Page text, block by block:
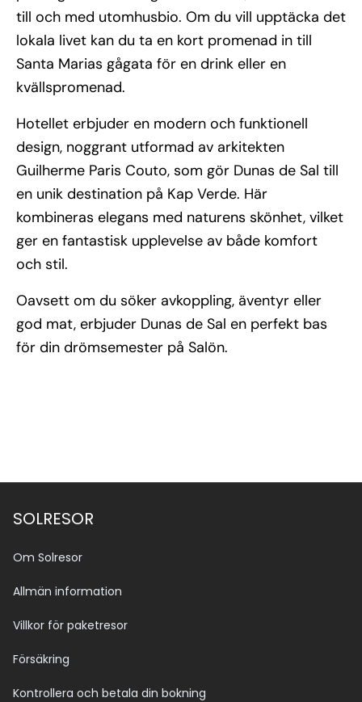
till och med utomhusbio. Om du vill upptäcka det
lokala livet kan du ta en kort promenad in till
Santa Marias gågata för en drink eller en
kvällspromenad.
Hotellet erbjuder en modern och funktionell
design, noggrant utformad av arkitekten
Guilherme Paris Couto, som gör Dunas de Sal till
en unik destination på Kap Verde. Här
kombineras elegans med naturens skönhet, vilket
ger en fantastisk upplevelse av både komfort
och stil.
Oavsett om du söker avkoppling, äventyr eller
god mat, erbjuder Dunas de Sal en perfekt bas
för din drömsemester på Salön.
SOLRESOR
Om Solresor
Allmän information
Villkor för paketresor
Försäkring
Kontrollera och betala din bokning